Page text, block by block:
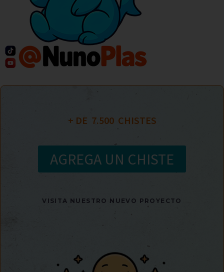
+ DE 7.500
  CHISTES
AGREGA UN CHISTE
VISITA NUESTRO NUEVO PROYECTO